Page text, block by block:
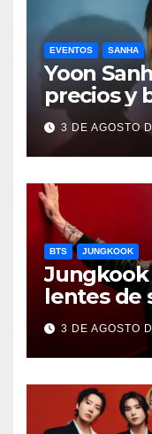
EVENTOS SANHA
Yoon
precios y
FANCON
3 DE AGOSTO
BTS JUNGKOOK
Jungkook
lentes de
durante
3 DE AGOSTO